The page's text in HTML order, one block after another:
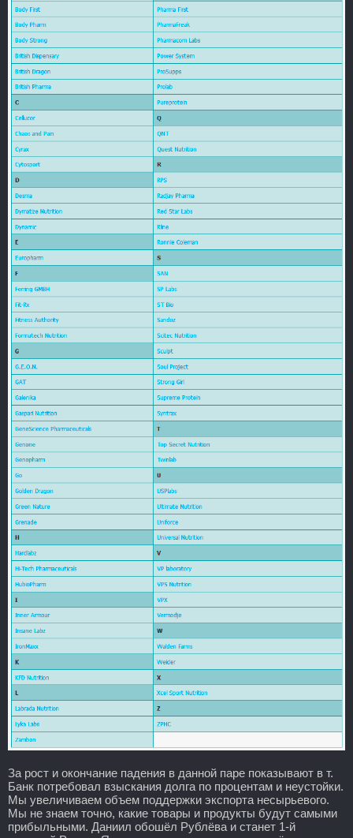
За рост и окончание падения в данной паре показывают в т.
Банк потребовал взыскания долга по процентам и неустойки.
Мы увеличиваем объем поддержки экспорта несырьевого.
Мы не знаем точно, какие товары и продукты будут самыми
прибыльными. Даниил обошёл Рублёва и станет 1-й